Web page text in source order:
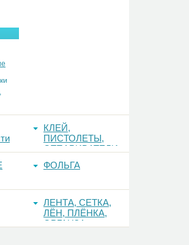
КЛЕЙ,
ПИСТОЛЕТЫ,
ОТПАРИВАТЕЛИ
ФОЛЬГА
ЛЕНТА, СЕТКА,
ЛЁН, ПЛЁНКА,
ОРГАНЗА